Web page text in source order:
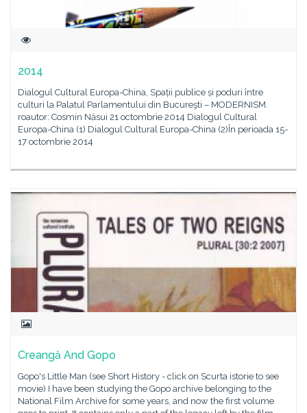
2014
Dialogul Cultural Europa-China, Spații publice și poduri între
culturi la Palatul Parlamentului din Bucureşti – MODERNISM.
roautor: Cosmin Năsui 21 octombrie 2014 Dialogul Cultural
Europa-China (1) Dialogul Cultural Europa-China (2)În perioada 15-
17 octombrie 2014
Creangă And Gopo
Gopo's Little Man (see Short History - click on Scurta istorie to see
movie) I have been studying the Gopo archive belonging to the
National Film Archive for some years, and now the first volume